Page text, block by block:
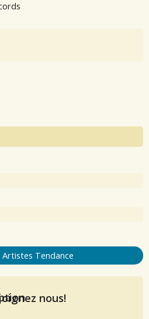
Tendance
nous!